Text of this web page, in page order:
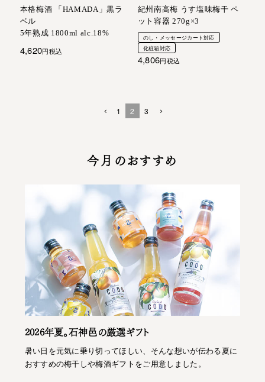
本格梅酒 「HAMADA」黒ラ
ベル
5年熟成 1800ml alc.18%
4,620 税込
紀州南高梅 うす塩味梅干 ペ
ット容器 270g×3
のし・メッセージカート対応
化粧箱対応
4,806 税込
1 2 3
今月のおすすめ
2026年夏。石神邑の厳選ギフト
暑い日を元気に乗り切ってほしい、そんな想いが伝わる夏に
おすすめの梅干しや梅酒ギフトをご用意しました。